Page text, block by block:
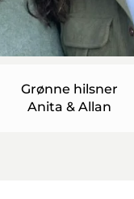
Grønne hilsner
Anita & Allan